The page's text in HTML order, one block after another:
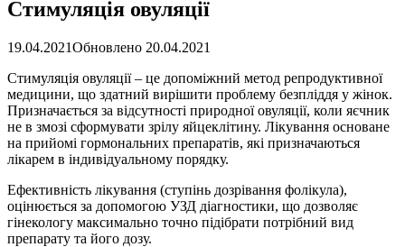
Стимуляція овуляції
19.04.2021Обновлено 20.04.2021
Стимуляція овуляції – це допоміжний метод репродуктивної
медицини, що здатний вирішити проблему безпліддя у жінок.
Призначається за відсутності природної овуляції, коли яєчник
не в змозі сформувати зрілу яйцеклітину. Лікування основане
на прийомі гормональних препаратів, які призначаються
лікарем в індивідуальному порядку.
Ефективність лікування (ступінь дозрівання фолікула),
оцінюється за допомогою УЗД діагностики, що дозволяє
гінекологу максимально точно підібрати потрібний вид
препарату та його дозу.